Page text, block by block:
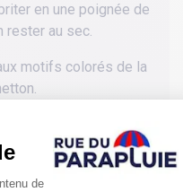
en une poignée de
rester au sec.
motifs colorés de la
sera votre parfait
sorties, rangé dans
vous protéger